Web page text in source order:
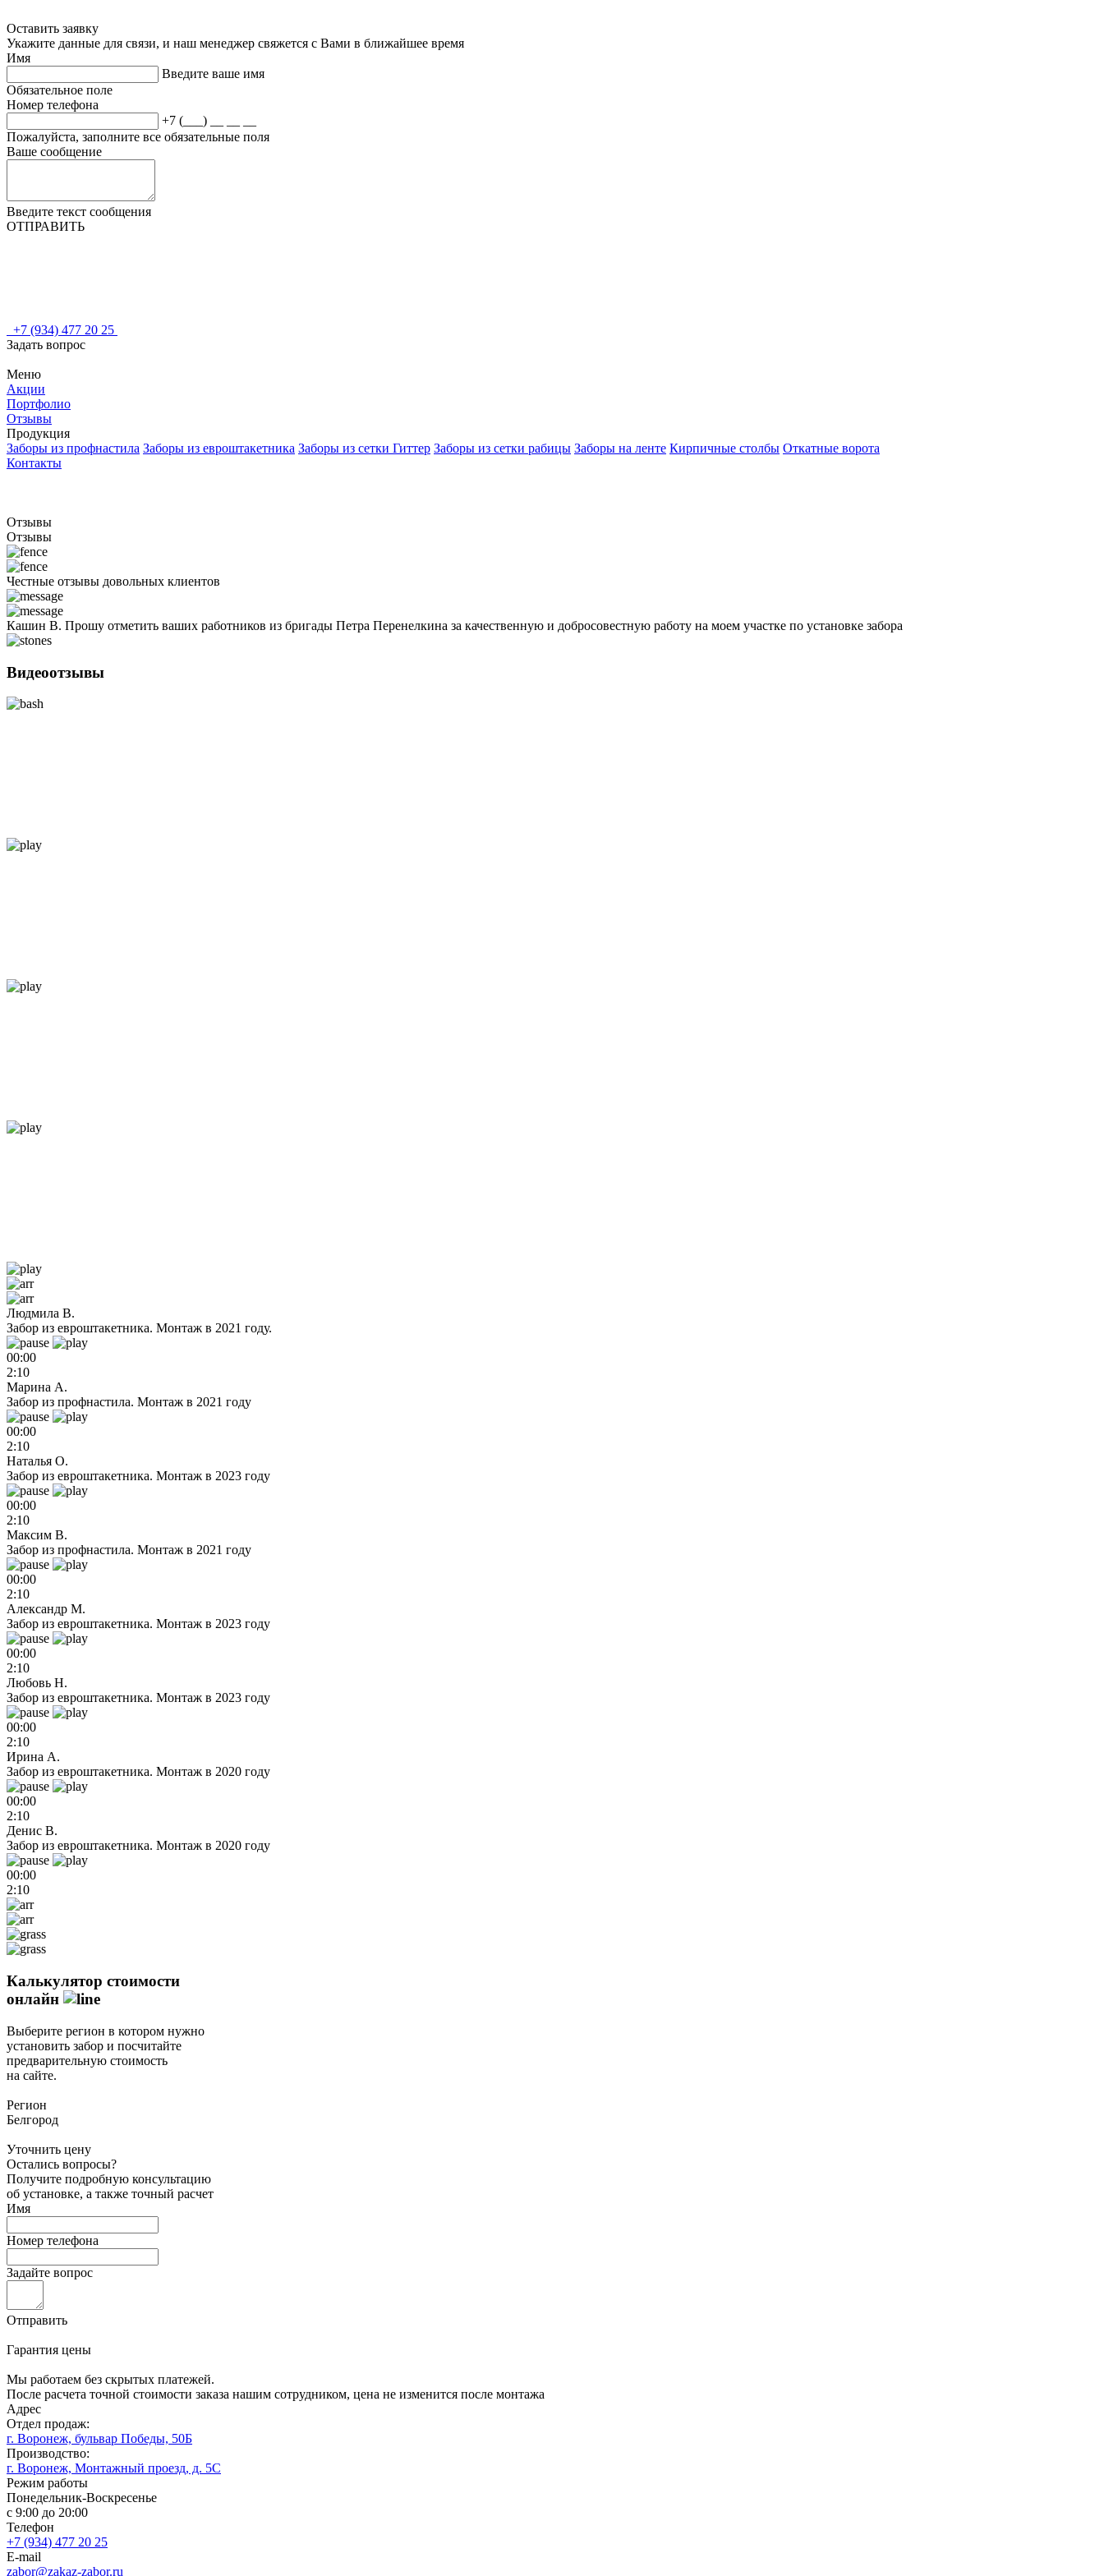
Оставить заявку
Укажите данные для связи, и наш менеджер свяжется с Вами в ближайшее время
Имя
Введите ваше имя
Обязательное поле
Номер телефона
+7 (___) __ __ __
Пожалуйста, заполните все обязательные поля
Ваше сообщение
Введите текст сообщения
ОТПРАВИТЬ
+7 (934) 477 20 25
Задать вопрос
Меню
Акции
Портфолио
Отзывы
Продукция
Заборы из профнастила Заборы из евроштакетника Заборы из сетки Гиттер Заборы из сетки рабицы Заборы на ленте Кирпичные столбы Откатные ворота
Контакты
Отзывы
Отзывы
Честные отзывы довольных клиентов
Кашин В. Прошу отметить ваших работников из бригады Петра Перенелкина за качественную и добросовестную работу на моем участке по установке забора
Видеоотзывы
Людмила В.
Забор из евроштакетника. Монтаж в 2021 году.
00:00
2:10
Марина А.
Забор из профнастила. Монтаж в 2021 году
00:00
2:10
Наталья О.
Забор из евроштакетника. Монтаж в 2023 году
00:00
2:10
Максим В.
Забор из профнастила. Монтаж в 2021 году
00:00
2:10
Александр М.
Забор из евроштакетника. Монтаж в 2023 году
00:00
2:10
Любовь Н.
Забор из евроштакетника. Монтаж в 2023 году
00:00
2:10
Ирина А.
Забор из евроштакетника. Монтаж в 2020 году
00:00
2:10
Денис В.
Забор из евроштакетника. Монтаж в 2020 году
00:00
2:10
Калькулятор стоимости
онлайн
Выберите регион в котором нужно
установить забор и посчитайте
предварительную стоимость
на сайте.
Регион
Белгород
Уточнить цену
Остались вопросы?
Получите подробную консультацию
об установке, а также точный расчет
Имя
Номер телефона
Задайте вопрос
Отправить
Гарантия цены
Мы работаем без скрытых платежей.
После расчета точной стоимости заказа нашим сотрудником, цена не изменится после монтажа
Адрес
Отдел продаж:
г. Воронеж, бульвар Победы, 50Б
Производство:
г. Воронеж, Монтажный проезд, д. 5С
Режим работы
Понедельник-Воскресенье
с 9:00 до 20:00
Телефон
+7 (934) 477 20 25
E-mail
zabor@zakaz-zabor.ru